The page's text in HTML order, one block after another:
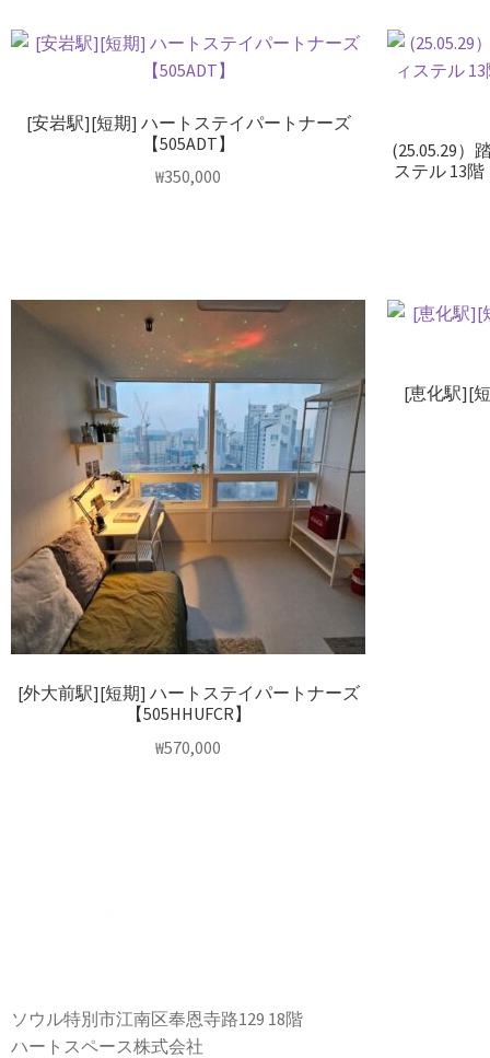
[安岩駅][短期] ハートステイパートナーズ
【505ADT】
₩350,000
(25.05.29）
ステル 13階
[外大前駅][短期] ハートステイパートナーズ
【505HHUFCR】
₩570,000
[恵化駅][
ソウル特別市江南区奉恩寺路129 18階
ハートスペース株式会社